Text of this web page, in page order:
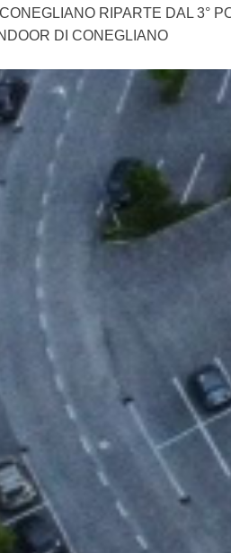
RIPARTE DAL 3°
DI CONEGLIANO